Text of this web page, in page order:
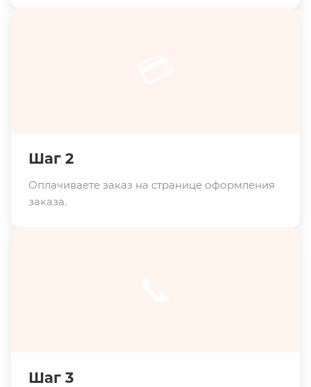
Шаг 2
Оплачиваете заказ на странице оформления
заказа.
Шаг 3